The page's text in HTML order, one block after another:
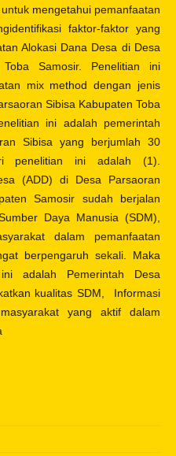
mengetahui pemanfaatan
faktor-faktor yang
Alokasi Dana Desa di Desa
Samosir. Penelitian ini
mix method dengan jenis
Sibisa Kabupaten Toba
ini adalah pemerintah
Sibisa yang berjumlah 30
penelitian ini adalah (1).
(ADD) di Desa Parsaoran
Samosir sudah berjalan
Daya Manusia (SDM),
dalam pemanfaatan
berpengaruh sekali. Maka
adalah Pemerintah Desa
kualitas SDM, Informasi
yang aktif dalam